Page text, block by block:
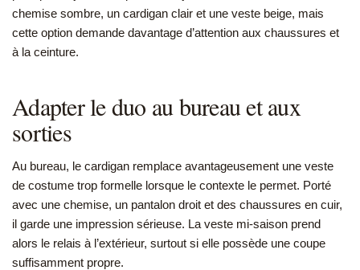
chemise sombre, un cardigan clair et une veste beige, mais
cette option demande davantage d’attention aux chaussures et
à la ceinture.
Adapter le duo au bureau et aux
sorties
Au bureau, le cardigan remplace avantageusement une veste
de costume trop formelle lorsque le contexte le permet. Porté
avec une chemise, un pantalon droit et des chaussures en cuir,
il garde une impression sérieuse. La veste mi-saison prend
alors le relais à l’extérieur, surtout si elle possède une coupe
suffisamment propre.